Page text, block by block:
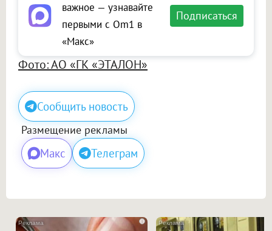
важное — узнавайте
первыми с Om1 в
«Макс»
Подписаться
Фото: АО «ГК «ЭТАЛОН»
Сообщить новость
Размещение рекламы
Макс Телеграм
i